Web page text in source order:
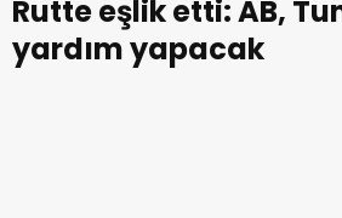
Rutte eşlik etti: AB,
yardım yapacak